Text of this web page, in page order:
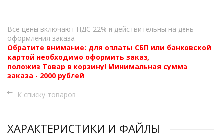
Все цены включают НДС 22% и действительны на день
оформления заказа.
Обратите внимание: для оплаты СБП или банковской
картой необходимо оформить заказ,
положив Товар в корзину! Минимальная сумма
заказа - 2000 рублей
К списку товаров
ХАРАКТЕРИСТИКИ И ФАЙЛЫ